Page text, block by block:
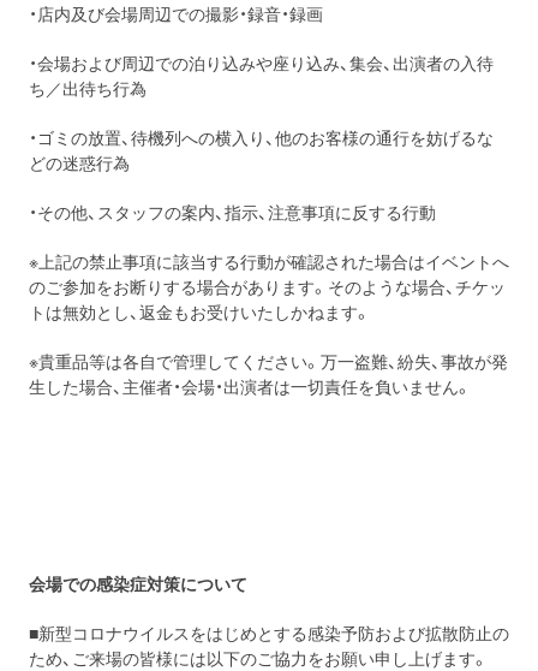
・店内及び会場周辺での撮影・録音・録画
・会場および周辺での泊り込みや座り込み、集会、出演者の入待
ち／出待ち行為
・ゴミの放置、待機列への横入り、他のお客様の通行を妨げるな
どの迷惑行為
・その他、スタッフの案内、指示、注意事項に反する行動
※上記の禁止事項に該当する行動が確認された場合はイベントへ
のご参加をお断りする場合があります。そのような場合、チケッ
トは無効とし、返金もお受けいたしかねます。
※貴重品等は各自で管理してください。万一盗難、紛失、事故が発
生した場合、主催者・会場・出演者は一切責任を負いません。
会場での感染症対策について
■新型コロナウイルスをはじめとする感染予防および拡散防止の
ため、ご来場の皆様には以下のご協力をお願い申し上げます。